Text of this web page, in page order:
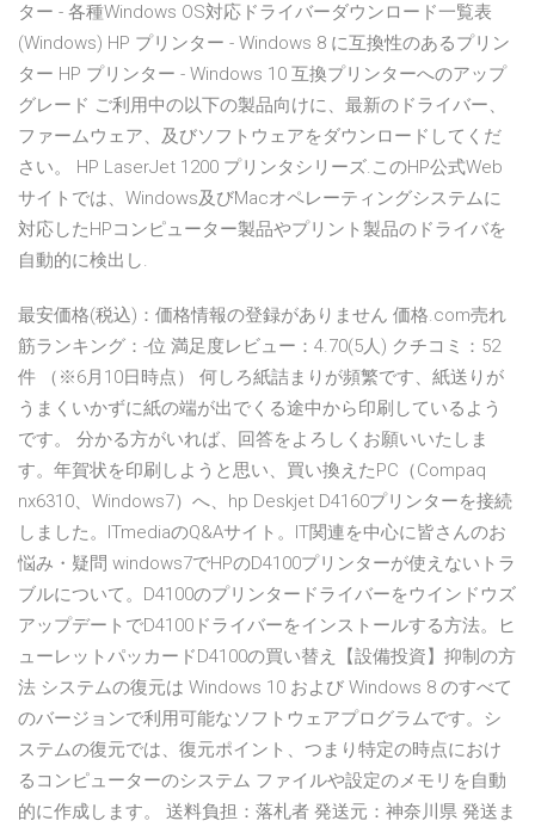
ター - 各種Windows OS対応ドライバーダウンロード一覧表
(Windows) HP プリンター - Windows 8 に互換性のあるプリン
ター HP プリンター - Windows 10 互換プリンターへのアップ
グレード ご利用中の以下の製品向けに、最新のドライバー、
ファームウェア、及びソフトウェアをダウンロードしてくだ
さい。 HP LaserJet 1200 プリンタシリーズ.このHP公式Web
サイトでは、Windows及びMacオペレーティングシステムに
対応したHPコンピューター製品やプリント製品のドライバを
自動的に検出し.
最安価格(税込)：価格情報の登録がありません 価格.com売れ
筋ランキング：-位 満足度レビュー：4.70(5人) クチコミ：52
件 （※6月10日時点） 何しろ紙詰まりが頻繁です、紙送りが
うまくいかずに紙の端が出でくる途中から印刷しているよう
です。 分かる方がいれば、回答をよろしくお願いいたしま
す。年賀状を印刷しようと思い、買い換えたPC（Compaq
nx6310、Windows7）へ、hp Deskjet D4160プリンターを接続
しました。ITmediaのQ&Aサイト。IT関連を中心に皆さんのお
悩み・疑問 windows7でHPのD4100プリンターが使えないトラ
ブルについて。D4100のプリンタードライバーをウインドウズ
アップデートでD4100ドライバーをインストールする方法。ヒ
ューレットパッカードD4100の買い替え【設備投資】抑制の方
法 システムの復元は Windows 10 および Windows 8 のすべて
のバージョンで利用可能なソフトウェアプログラムです。シ
ステムの復元では、復元ポイント、つまり特定の時点におけ
るコンピューターのシステム ファイルや設定のメモリを自動
的に作成します。 送料負担：落札者 発送元：神奈川県 発送ま